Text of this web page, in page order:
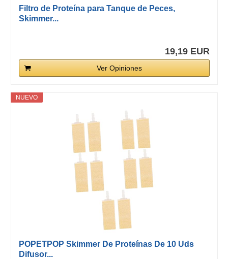
Filtro de Proteína para Tanque de Peces,
Skimmer...
19,19 EUR
Ver Opiniones
NUEVO
POPETPOP Skimmer De Proteínas De 10 Uds
Difusor...